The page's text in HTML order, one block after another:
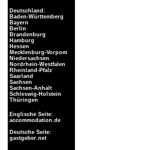
Deutschland:
Baden-Württemberg
Bayern
Berlin
Brandenburg
Hamburg
Hessen
Mecklenburg-Vorpom
Niedersachsen
Nordrhein-Westfalen
Rheinland-Pfalz
Saarland
Sachsen
Sachsen-Anhalt
Schleswig-Holstein
Thüringen
Englische Seite:
accommodation.de
Deutsche Seite:
gastgeber.net